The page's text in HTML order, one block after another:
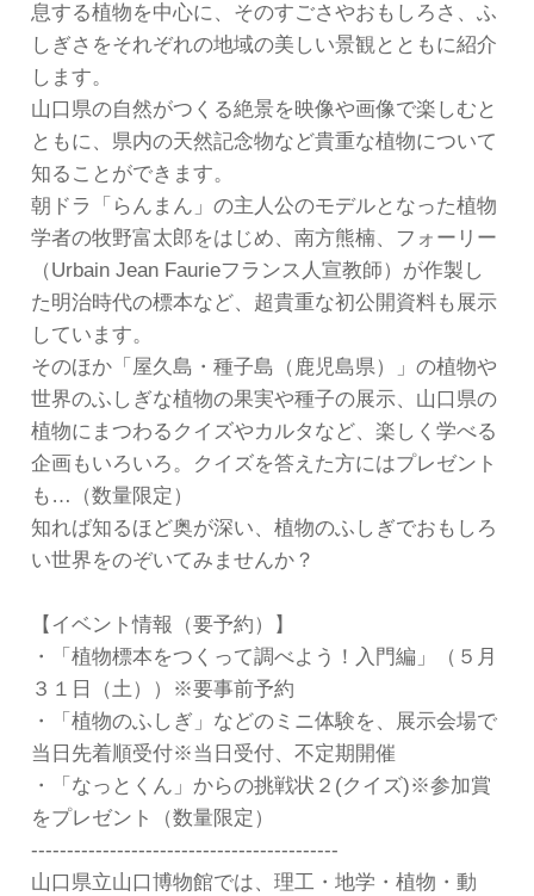
息する植物を中心に、そのすごさやおもしろさ、ふ
しぎさをそれぞれの地域の美しい景観とともに紹介
します。
山口県の自然がつくる絶景を映像や画像で楽しむと
ともに、県内の天然記念物など貴重な植物について
知ることができます。
朝ドラ「らんまん」の主人公のモデルとなった植物
学者の牧野富太郎をはじめ、南方熊楠、フォーリー
（Urbain Jean Faurieフランス人宣教師）が作製し
た明治時代の標本など、超貴重な初公開資料も展示
しています。
そのほか「屋久島・種子島（鹿児島県）」の植物や
世界のふしぎな植物の果実や種子の展示、山口県の
植物にまつわるクイズやカルタなど、楽しく学べる
企画もいろいろ。クイズを答えた方にはプレゼント
も…（数量限定）
知れば知るほど奥が深い、植物のふしぎでおもしろ
い世界をのぞいてみませんか？
【イベント情報（要予約）】
・「植物標本をつくって調べよう！入門編」（５月
３１日（土））※要事前予約
・「植物のふしぎ」などのミニ体験を、展示会場で
当日先着順受付※当日受付、不定期開催
・「なっとくん」からの挑戦状２(クイズ)※参加賞
をプレゼント（数量限定）
-------------------------------------------
山口県立山口博物館では、理工・地学・植物・動